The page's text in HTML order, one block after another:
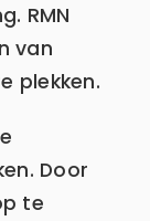
RMN
van
plekken.
Door
te